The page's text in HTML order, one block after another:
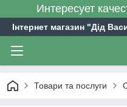
Интересует
Інтернет магазин "Дід
Товари та послуги